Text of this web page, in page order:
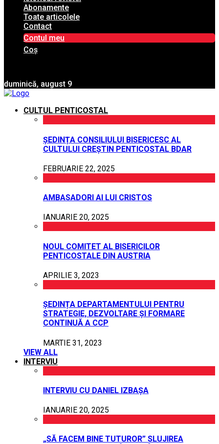
Abonamente
Toate articolele
Contact
Contul meu
Coș
duminică, august 9
CULTUL PENTICOSTAL
ȘEDINȚA CONSILIULUI BISERICESC AL
CULTULUI CREȘTIN PENTICOSTAL BDAR
FEBRUARIE 22, 2025
AMBASADORI AI LUI CRISTOS
IANUARIE 20, 2025
NOUL COMITET AL BISERICILOR
PENTICOSTALE DIN AUSTRIA
APRILIE 3, 2023
ȘEDINȚA DEPARTAMENTULUI PENTRU
STRATEGIE, DEZVOLTARE ȘI FORMARE
CONTINUĂ A CCP
MARTIE 31, 2023
VIEW ALL
INTERVIU
INTERVIU CU DANIEL IZBAȘA
IANUARIE 20, 2025
„SĂ FACEM BINE TUTUROR” SLUJIREA